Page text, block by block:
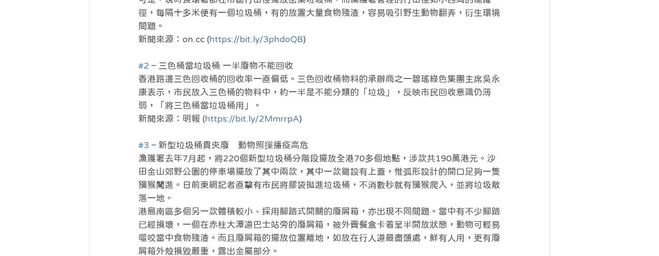
徑，每隔十多米便有一個垃圾桶，有的放置大量食物殘渣，容易吸引野生動物翻弄，衍生環境
問題。
新聞來源：on.cc (https://bit.ly/3phdoQB)
#2 – 三色桶當垃圾桶 一半廢物不能回收
香港路邊三色回收桶的回收率一直偏低。三色回收桶物料的承辦商之一碧瑤綠色集團主席吳永
康表示，市民放入三色桶的物料中，約一半是不能分類的「垃圾」，反映市民回收意識仍薄
弱，「將三色桶當垃圾桶用」。
新聞來源：明報 (https://bit.ly/2MmrrpA)
#3 – 新型垃圾桶貴夾廢　動物照摷播疫高危
漁護署去年7月起，將220個新型垃圾桶分階段擺放全港70多個地點，涉款共190萬港元。沙
田金山郊野公園的停車場擺放了其中兩款，其中一款雖設有上蓋，惟弧形設計的開口足夠一隻
獼猴闖進。日前東網記者直擊有市民將膠袋拋進垃圾桶，不消數秒就有獼猴爬入，並將垃圾散
落一地。
港島南區多個另一款體積較小、採用腳踏式開關的廢屑箱，亦出現不同問題。當中有不少腳踏
已經損壞，一個在赤柱大潭道巴士站旁的廢屑箱，被外賣餐盒卡着呈半開放狀態，動物可輕易
噬咬當中食物殘渣。而且廢屑箱的擺放位置離地，如放在行人道最盡頭處，鮮有人用，更有廢
屑箱外殼損毀嚴重，露出金屬部分。